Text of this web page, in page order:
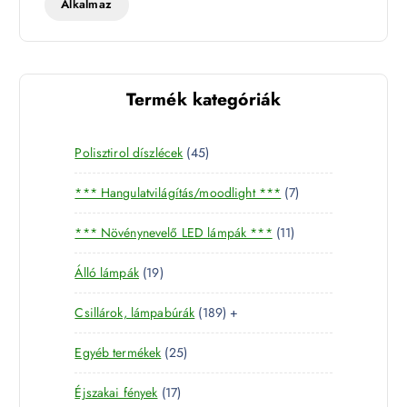
Alkalmaz
Termék kategóriák
Polisztirol díszlécek 454
5
t
e
r
m
k
*** Hangulatvilágítás/moodlight *** 77
t
r
é
*** Növénynevelő LED lámpák *** 111
1
e
m
k
Álló lámpák 191
9
t
e
r
m
é
Csillárok, lámpabúrák 1891
8
t
+
Egyéb termékek 252
5
Éjszakai fények 171